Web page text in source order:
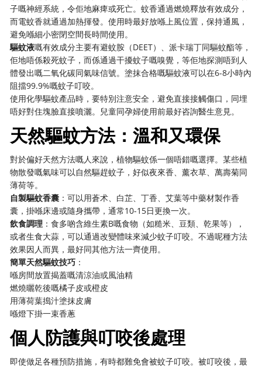
子嘅神經系統，令佢地麻痺或死亡。蚊香通過燃燒釋放有效成分，
而電蚊香就通過加熱揮發。使用時最好放喺上風位置，保持通風，
避免喺細小密閉空間長時間使用。
驅蚊液嘅有效成分主要有避蚊胺（DEET）、派卡瑞丁同驅蚊酯等，
佢地唔係殺死蚊子，而係通過干擾蚊子嘅嗅覺，等佢地探測唔到人
體發出嘅二氧化碳同氣味信號。塗抹合格嘅驅蚊液可以在6-8小時內
阻擋99.9%嘅蚊子叮咬。
使用化學驅蚊產品時，要特別注意安全，避免直接接觸傷口，同埋
唔好對住塊臉直接噴灑。兒童同孕婦使用前最好咨詢醫生意見。
天然驅蚊方法：溫和又環保
對於偏好天然方法嘅人來說，植物驅蚊係一個唔錯嘅選擇。某些植
物散發嘅氣味可以自然驅趕蚊子，好似夜來香、薰衣草、萬壽菊同
薄荷等。
自製驅蚊香囊 ：可以用蒼术、白芷、丁香、艾葉等中藥材製作香
囊，掛喺床邊或隨身攜帶，通常10-15日更換一次。
飲食調理 ：食多啲含維生素B嘅食物（如糙米、豆類、乾果等），
或者生食大蒜，可以通過改變體味來減少蚊子叮咬。不過呢種方法
效果因人而異，最好同其他方法一齊使用。
簡單天然驅蚊技巧 ：
喺房間放置揭蓋嘅清涼油或風油精
燃燒曬乾後嘅橘子皮或橙皮
用薄荷葉搗汁塗抹皮膚
喺燈下掛一束香蔥
個人防護與叮咬後處理
即使做足各種預防措施，有時都難免會被蚊子叮咬。被叮咬後，最